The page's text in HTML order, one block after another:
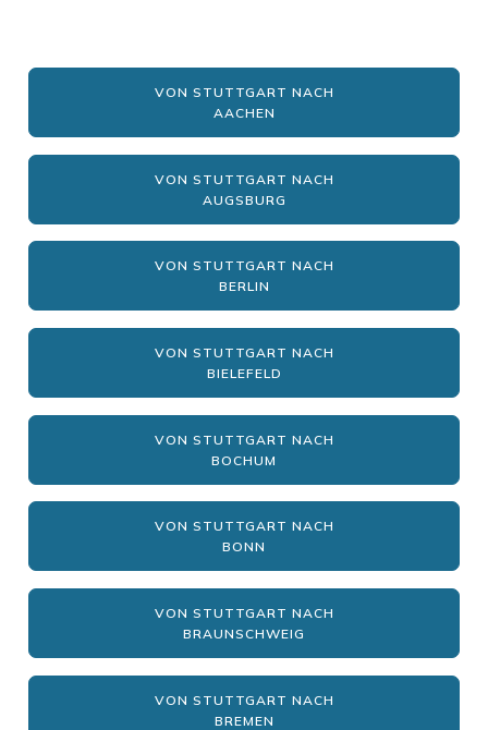
VON STUTTGART NACH
AACHEN
VON STUTTGART NACH
AUGSBURG
VON STUTTGART NACH
BERLIN
VON STUTTGART NACH
BIELEFELD
VON STUTTGART NACH
BOCHUM
VON STUTTGART NACH
BONN
VON STUTTGART NACH
BRAUNSCHWEIG
VON STUTTGART NACH
BREMEN